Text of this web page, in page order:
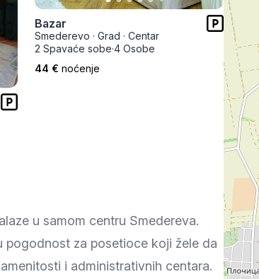
Nova Varoš Valjevo
Kruševac Pirot
Zrenjanin
Kanjiža
Novi Bečej Mali Zvornik
Bazar
Smederevo · Grad · Centar
2 Spavaće sobe·4 Osobe
44 € noćenje
u samom centru Smedereva.
pogodnost za posetioce koji žele da
i administrativnih centara.